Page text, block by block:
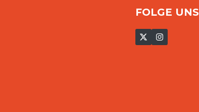
FOLGE UNS